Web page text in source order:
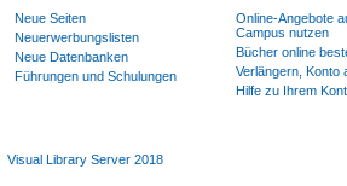
Neue Seiten
Neuerwerbungslisten
Neue Datenbanken
Führungen und Schulungen
Online-Angebote
Campus nutzen
Bücher online
Verlängern, Konto
Hilfe zu Ihrem
Visual Library Server 2018